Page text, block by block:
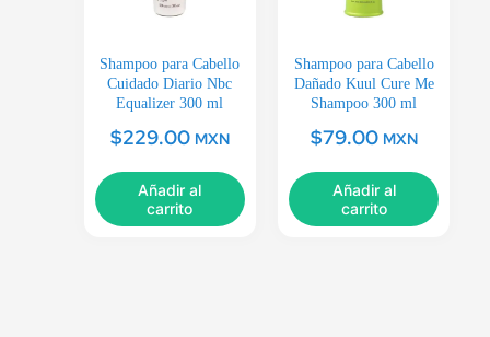
Shampoo para Cabello
Cuidado Diario Nbc
Equalizer 300 ml
$229.00 MXN
Añadir al
carrito
Shampoo para Cabello
Dañado Kuul Cure Me
Shampoo 300 ml
$79.00 MXN
Añadir al
carrito